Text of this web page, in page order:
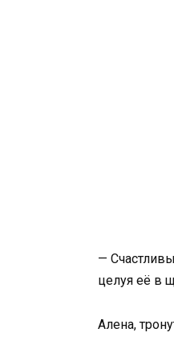
—
целуя её в
Алена,